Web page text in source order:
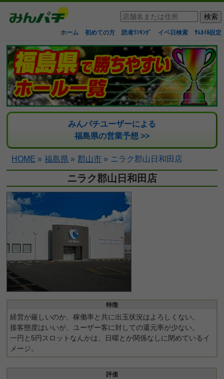
ホーム 初めての方 読者ﾗﾝｷﾝｸﾞ イベ日検索 ｻﾑﾈｲﾙ設定
みんパチユーザーによる
福島県の営業予想 >>
HOME » 福島県 » 郡山市 » ニラク郡山日和田店
ニラク郡山日和田店
特徴
経営が厳しいのか、稼働率と共に出玉状況はよろしくない。
接客態度はいいが、ユーザー客に対しての還元率が少ない。
一円と5円スロットなんかは、日曜とか関係なしに閉めているイ
メージ。
評価